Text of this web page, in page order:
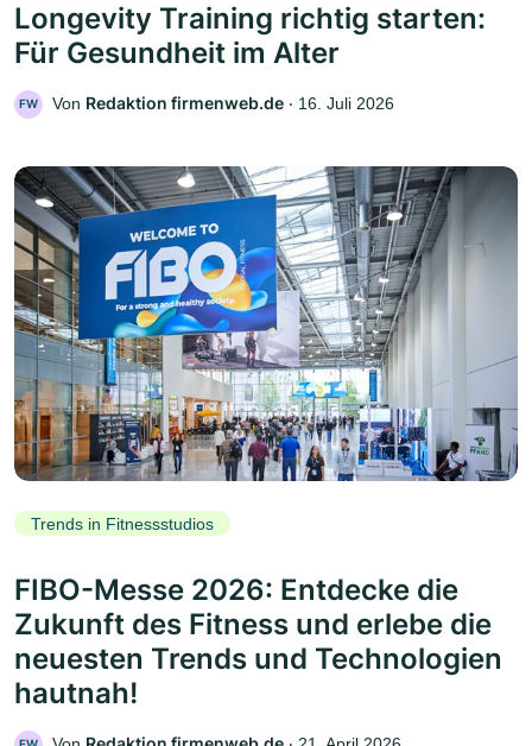
Longevity Training richtig starten:
Für Gesundheit im Alter
FW Von Redaktion firmenweb.de ‧ 16. Juli 2026
Trends in Fitnessstudios
FIBO-Messe 2026: Entdecke die
Zukunft des Fitness und erlebe die
neuesten Trends und Technologien
hautnah!